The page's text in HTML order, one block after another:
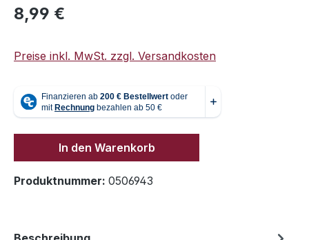
Regulärer Preis:
8,99 €
Preise inkl. MwSt. zzgl. Versandkosten
In den Warenkorb
Produktnummer: 0506943